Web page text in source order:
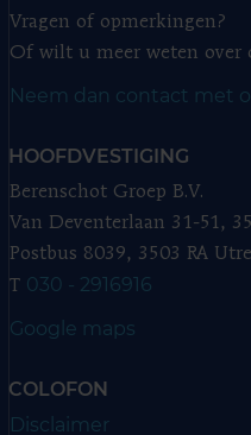
Vragen of opmerkingen?
Of wilt u meer weten over
Neem dan contact met
HOOFDVESTIGING
Berenschot Groep B.V.
Van Deventerlaan 31-51,
Postbus 8039, 3503 RA
T 030 - 2916916
Google maps
COLOFON
Disclaimer